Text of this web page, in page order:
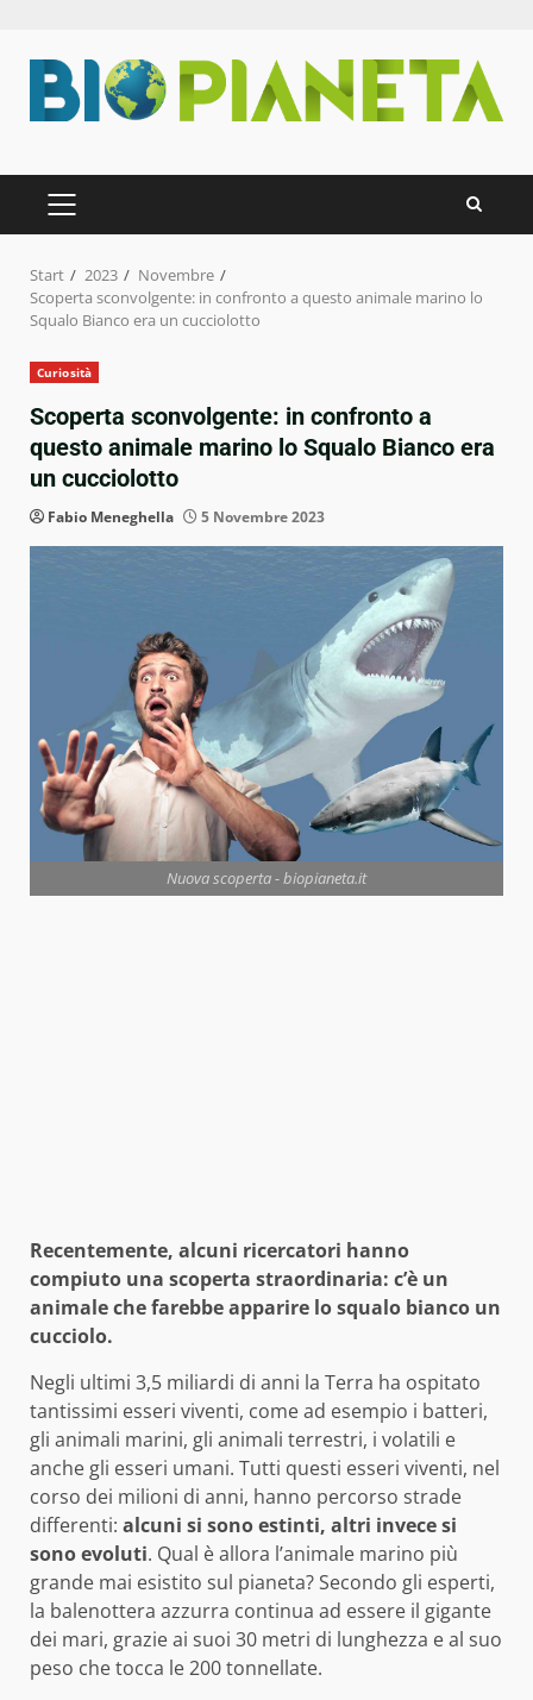
Inhalt
springen
PRIMÄRES
MENÜ
Start 2023
Novembre
Scoperta sconvolgente: in confronto a questo animale marino lo
Squalo Bianco era un cucciolotto
Curiosità
Scoperta sconvolgente: in confronto a
questo animale marino lo Squalo Bianco era
un cucciolotto
Fabio Meneghella 5 Novembre 2023
Nuova scoperta - biopianeta.it
Recentemente, alcuni ricercatori hanno
compiuto una scoperta straordinaria: c’è un
animale che farebbe apparire lo squalo bianco un
cucciolo.
Negli ultimi 3,5 miliardi di anni la Terra ha ospitato
tantissimi esseri viventi, come ad esempio i batteri,
gli animali marini, gli animali terrestri, i volatili e
anche gli esseri umani. Tutti questi esseri viventi, nel
corso dei milioni di anni, hanno percorso strade
differenti: alcuni si sono estinti, altri invece si
sono evoluti. Qual è allora l’animale marino più
grande mai esistito sul pianeta? Secondo gli esperti,
la balenottera azzurra continua ad essere il gigante
dei mari, grazie ai suoi 30 metri di lunghezza e al suo
peso che tocca le 200 tonnellate.